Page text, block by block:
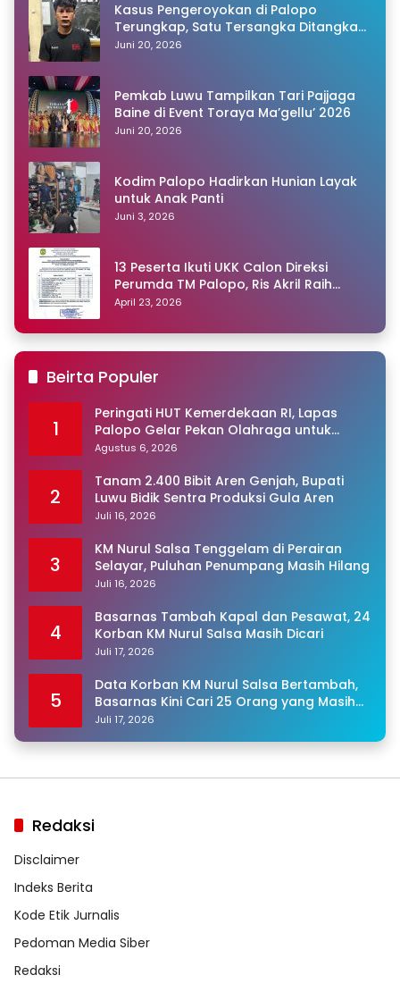
Kasus Pengeroyokan di Palopo
Terungkap, Satu Tersangka Ditangkap
Polisi
Juni 20, 2026
Pemkab Luwu Tampilkan Tari Pajjaga
Baine di Event Toraya Ma’gellu’ 2026
Juni 20, 2026
Kodim Palopo Hadirkan Hunian Layak
untuk Anak Panti
Juni 3, 2026
13 Peserta Ikuti UKK Calon Direksi
Perumda TM Palopo, Ris Akril Raih
Peringkat Pertama
April 23, 2026
Beirta Populer
1
Peringati HUT Kemerdekaan RI, Lapas
Palopo Gelar Pekan Olahraga untuk
Warga Binaan
Agustus 6, 2026
2
Tanam 2.400 Bibit Aren Genjah, Bupati
Luwu Bidik Sentra Produksi Gula Aren
Juli 16, 2026
3
KM Nurul Salsa Tenggelam di Perairan
Selayar, Puluhan Penumpang Masih Hilang
Juli 16, 2026
4
Basarnas Tambah Kapal dan Pesawat, 24
Korban KM Nurul Salsa Masih Dicari
Juli 17, 2026
5
Data Korban KM Nurul Salsa Bertambah,
Basarnas Kini Cari 25 Orang yang Masih
Hilang
Juli 17, 2026
Redaksi
Disclaimer
Indeks Berita
Kode Etik Jurnalis
Pedoman Media Siber
Redaksi